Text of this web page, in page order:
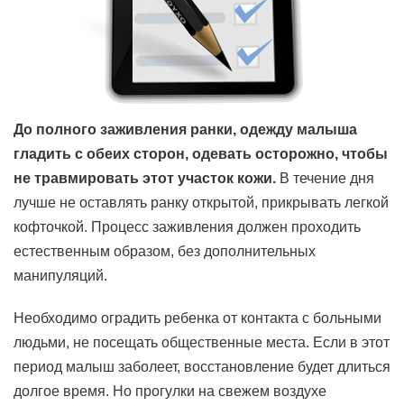
До полного заживления ранки, одежду малыша
гладить с обеих сторон, одевать осторожно, чтобы
не травмировать этот участок кожи. В течение дня
лучше не оставлять ранку открытой, прикрывать легкой
кофточкой. Процесс заживления должен проходить
естественным образом, без дополнительных
манипуляций.
Необходимо оградить ребенка от контакта с больными
людьми, не посещать общественные места. Если в этот
период малыш заболеет, восстановление будет длиться
долгое время. Но прогулки на свежем воздухе